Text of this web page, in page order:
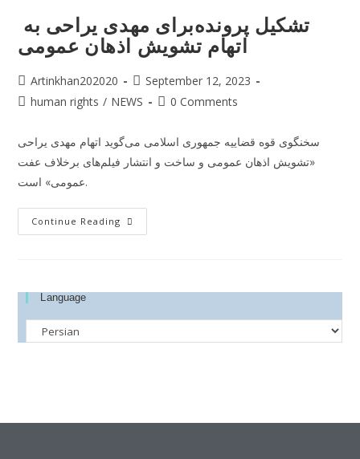
اتهام تشویش اذهان عمومی
Artinkhan202020
September 12, 2023
human rights / NEWS 0 Comments
سخنگوی قوه قضاییه جمهوری اسلامی می‌گوید اتهام مهدی یراحی
«تشویش اذهان عمومی و ساخت و انتشار فیلم‌های برخلاف عفت
عمومی» است.
Continue Reading
Language